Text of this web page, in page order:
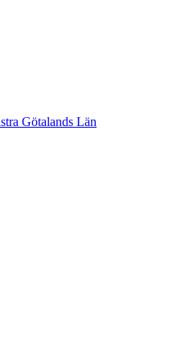
Götalands Län